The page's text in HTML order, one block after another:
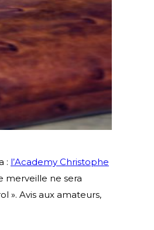
: l’Academy Christophe
merveille ne sera
». Avis aux amateurs,